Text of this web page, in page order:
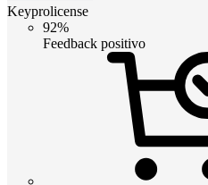
Keyprolicense
92%
Feedback positivo